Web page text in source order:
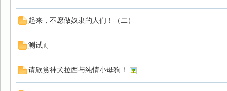
起来，不愿做奴隶的人们！（二）
测试
请欣赏神犬拉西与纯情小母狗！